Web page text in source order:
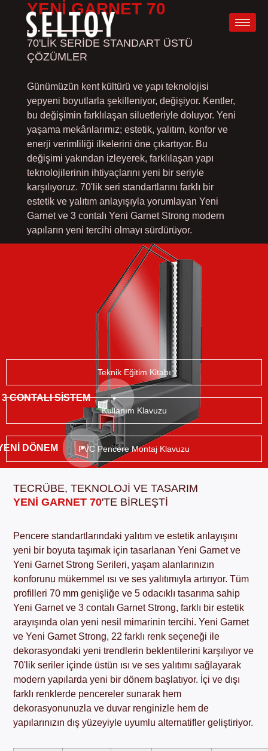
YENI GARNET 70
70'LİK SERİDE STANDART ÜSTÜ
ÇÖZÜMLER
Günümüzün kent kültürü ve yapı teknolojisi
yepyeni boyutlarla şekilleniyor, değişiyor. Kentler,
bu değişimin farklılaşan siluetleriyle doluyor. Yeni
yaşama mekânlarımız; estetik, yalıtım, konfor ve
enerji verimliliği ilkelerini öne çıkartıyor. Bu
değişimi yakından izleyerek, farklılaşan yapı
teknolojilerinin ihtiyaçlarını yeni bir seriyle
karşılıyoruz. 70'lik seri standartlarını farklı bir
estetik ve yalıtım anlayışıyla yorumlayan Yeni
Garnet ve 3 contalı Yeni Garnet Strong modern
yapıların yeni tercihi olmayı sürdürüyor.
3 CONTALI SISTEM
DÖNEM
Teknik Eğitim Kitabı
Kullanım Klavuzu
PVC Pencere Montaj Klavuzu
TECRÜBE, TEKNOLOJİ VE TASARIM
YENİ GARNET 70'TE BİRLEŞTİ
Pencere standartlarındaki yalıtım ve estetik anlayışını
yeni bir boyuta taşımak için tasarlanan Yeni Garnet ve
Yeni Garnet Strong Serileri, yaşam alanlarınızın
konforunu mükemmel ısı ve ses yalıtımıyla artırıyor. Tüm
profilleri 70 mm genişliğe ve 5 odacıklı tasarıma sahip
Yeni Garnet ve 3 contalı Garnet Strong, farklı bir estetik
arayışında olan yeni nesil mimarinin tercihi. Yeni Garnet
ve Yeni Garnet Strong, 22 farklı renk seçeneği ile
dekorasyondaki yeni trendlerin beklentilerini karşılıyor ve
70'lik seriler içinde üstün ısı ve ses yalıtımı sağlayarak
modern yapılarda yeni bir dönem başlatıyor. İçi ve dışı
farklı renklerde pencereler sunarak hem
dekorasyonunuzla ve duvar renginizle hem de
yapılarınızın dış yüzeyiyle uyumlu alternatifler geliştiriyor.